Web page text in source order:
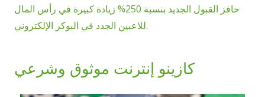
حافز القبول الجديد بنسبة 250% زيادة كبيرة في رأس المال
للاعبين الجدد في البوكر الإلكتروني.
كازينو إنترنت موثوق وشرعي